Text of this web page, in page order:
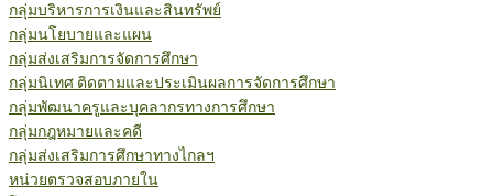
กลุ่มบริหารการเงินและสินทรัพย์
กลุ่มนโยบายและแผน
กลุ่มส่งเสริมการจัดการศึกษา
กลุ่มนิเทศ ติดตามและประเมินผลการจัดการศึกษา
กลุ่มพัฒนาครูและบุคลากรทางการศึกษา
กลุ่มกฎหมายและคดี
กลุ่มส่งเสริมการศึกษาทางไกลฯ
หน่วยตรวจสอบภายใน